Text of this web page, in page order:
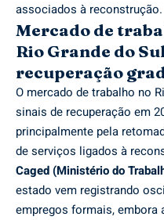
associados à reconstrução.
Mercado de
Rio Grande do
recuperação
O mercado de trabalho no
sinais de recuperação em
principalmente pela
de serviços ligados à
Caged (Ministério do
estado vem registrando
empregos formais, embora